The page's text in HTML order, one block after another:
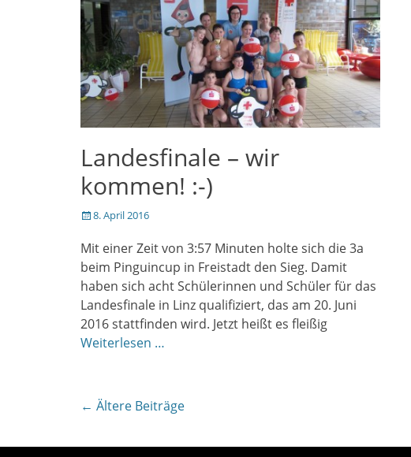
Landesfinale – wir
kommen! :-)
Veröffentlicht
8. April 2016
Mit einer Zeit von 3:57 Minuten holte sich die 3a
beim Pinguincup in Freistadt den Sieg. Damit
haben sich acht Schülerinnen und Schüler für das
Landesfinale in Linz qualifiziert, das am 20. Juni
2016 stattfinden wird. Jetzt heißt es fleißig
Weiterlesen …
Beitragsnavigation
← Ältere Beiträge